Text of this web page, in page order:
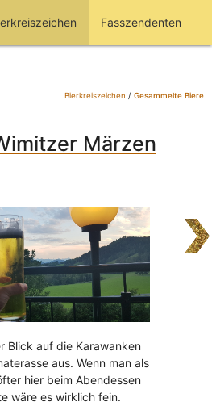
Fasszendenten
Bierkreiszeichen / Gesammelte Biere
Märzen
Blick auf die Karawanken
aus. Wenn man als
hier beim Abendessen
wäre es wirklich fein.